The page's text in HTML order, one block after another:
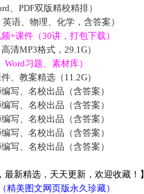
、PDF双版精校精排）
语、物理、化学，含答案）
+课件（30讲，打包下载）
清MP3格式，29.1G）
习题、素材库）
、教案精选（11.2G）
写、名校出品（含答案）
写、名校出品（含答案）
写、名校出品（含答案）
写、名校出品（含答案）
写、名校出品（含答案）
最新精选，天天更新，欢迎收藏！】
精美图文网页版永久珍藏）